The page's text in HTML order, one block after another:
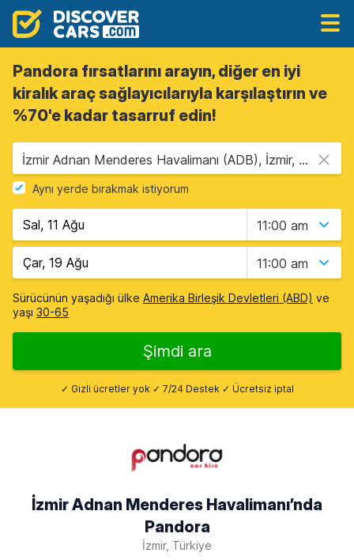
Pandora fırsatlarını arayın, diğer en iyi
kiralık araç sağlayıcılarıyla karşılaştırın ve
%70'e kadar tasarruf edin!
İzmir Adnan Menderes Havalimanı (ADB), İzmir, Türkiye
Aynı yerde bırakmak istiyorum
11:00 am
11:00 am
Sürücünün yaşadığı ülke Amerika Birleşik Devletleri (ABD) ve
yaşı 30-65
Şimdi ara
✓ Gizli ücretler yok ✓ 7/24 Destek ✓ Ücretsiz iptal
İzmir Adnan Menderes Havalimanı’nda
Pandora
İzmir, Türkiye